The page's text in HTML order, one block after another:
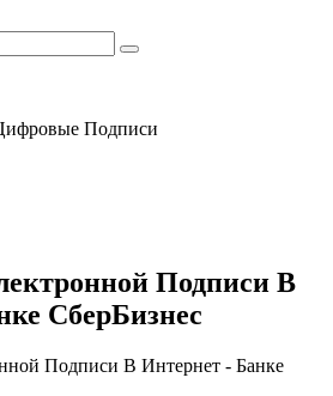
Подписи
Подписи В
СберБизнес